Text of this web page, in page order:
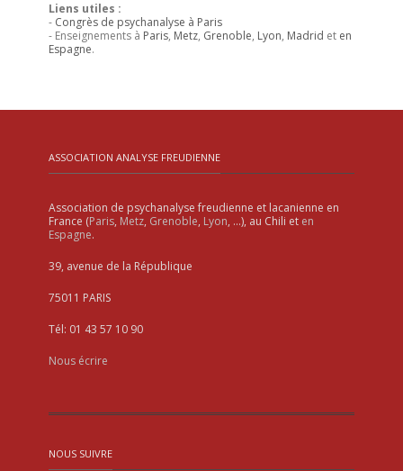
Liens utiles :
- Congrès de psychanalyse à Paris
- Enseignements à Paris, Metz, Grenoble, Lyon, Madrid et en
Espagne.
ASSOCIATION ANALYSE FREUDIENNE
Association de psychanalyse freudienne et lacanienne en
France (Paris, Metz, Grenoble, Lyon, …), au Chili et en
Espagne.
39, avenue de la République
75011 PARIS
Tél: 01 43 57 10 90
Nous écrire
NOUS SUIVRE